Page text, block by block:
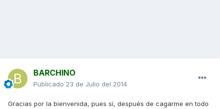
BARCHINO
Publicado 23 de Julio del 2014
Gracias por la bienvenida, pues sí, después de cagarme en todo